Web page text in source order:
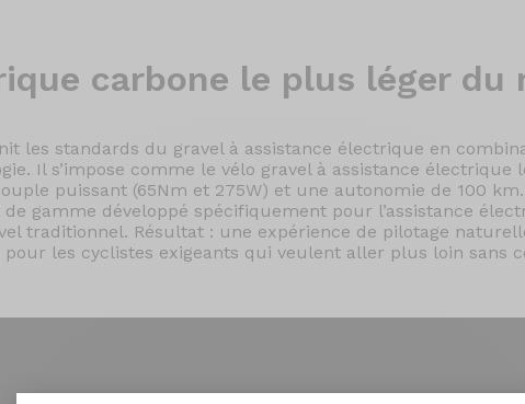
carbone le plus léger du
les standards du gravel à assistance électrique en
Il s’impose comme le vélo gravel à assistance
puissant (65Nm et 275W) et une autonomie de 100
gamme développé spécifiquement pour l’assistance
traditionnel. Résultat : une expérience de pilotage
pour les cyclistes exigeants qui veulent aller plus loin sans